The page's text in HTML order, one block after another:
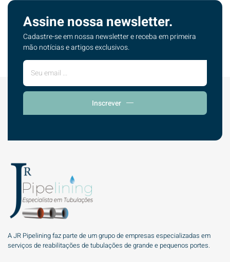
Assine nossa newsletter.
Cadastre-se em nossa newsletter e receba em primeira
mão notícias e artigos exclusivos.
Inscrever
A JR Pipelining faz parte de um grupo de empresas especializadas em
serviços de reabilitações de tubulações de grande e pequenos portes.